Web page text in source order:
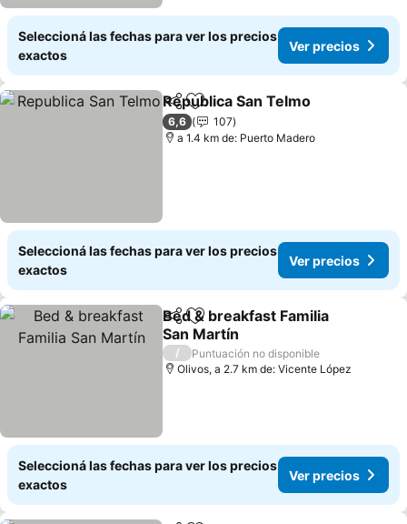
Seleccioná las fechas para ver los precios
exactos
Ver precios
CompartirAñadir a favoritos
Republica San Telmo
6,6
107
a 1.4 km de: Puerto Madero
Seleccioná las fechas para ver los precios
exactos
Ver precios
CompartirAñadir a favoritos
Bed & breakfast Familia
San Martín
/
Puntuación no disponible
Olivos, a 2.7 km de: Vicente López
Seleccioná las fechas para ver los precios
exactos
Ver precios